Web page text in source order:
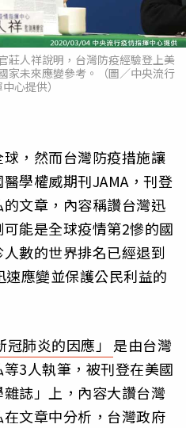
莊人祥說明，台灣防疫經驗登上美
家未來應變參考。（圖／中央流行
心提供）
，然而台灣防疫措施讓
學權威期刊JAMA，刊登
文章，內容稱讚台灣迅
能是全球疫情第2慘的國
數的世界排名已經退到
應變並保護公民利益的
冠肺炎的因應」
是由台灣
3人執筆，被刊登在美國
誌」上，內容大讚台灣
文章中分析，台灣政府